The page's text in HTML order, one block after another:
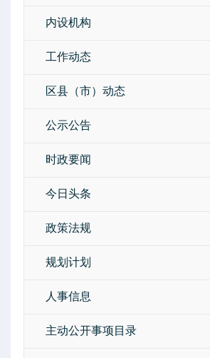
内设机构
工作动态
区县（市）动态
公示公告
时政要闻
今日头条
政策法规
规划计划
人事信息
主动公开事项目录